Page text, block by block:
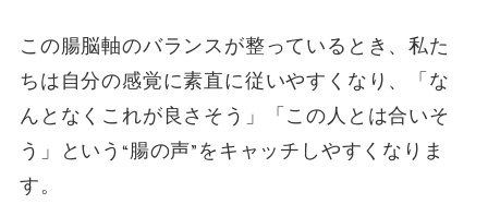
この腸脳軸のバランスが整っているとき、私た
ちは自分の感覚に素直に従いやすくなり、「な
んとなくこれが良さそう」「この人とは合いそ
う」という“腸の声”をキャッチしやすくなりま
す。